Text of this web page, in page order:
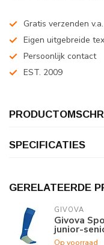
Gratis verzenden
Eigen uitgebreide
Persoonlijk contact
EST. 2009
SPECIFICATIES
GERELATEERDE
GIVOVA
Givova
junior-
Op voorraad